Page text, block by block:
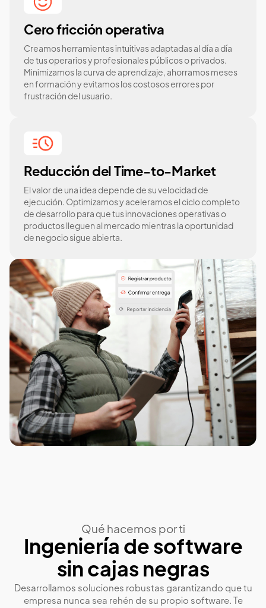
Cero fricción operativa
Creamos herramientas intuitivas adaptadas al día a día
de tus operarios y profesionales públicos o privados.
Minimizamos la curva de aprendizaje, ahorramos meses
en formación y evitamos los costosos errores por
frustración del usuario.
Reducción del Time-to-Market
El valor de una idea depende de su velocidad de
ejecución. Optimizamos y aceleramos el ciclo completo
de desarrollo para que tus innovaciones operativas o
productos lleguen al mercado mientras la oportunidad
de negocio sigue abierta.
Qué hacemos por ti
Ingeniería de software
sin cajas negras
Desarrollamos soluciones robustas garantizando que tu
empresa nunca sea rehén de su propio software. Te